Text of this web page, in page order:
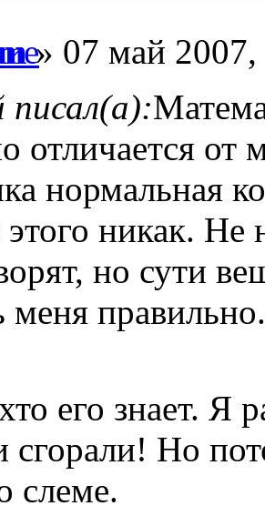
» 07 май 2007,
писал(а):
отличается от
нормальная
этого никак.
но сути
меня правильно.
его знает. Я
сгорали! Но
слеме.